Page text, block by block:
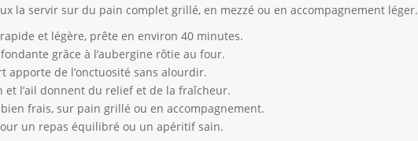
la servir sur du pain complet grillé, en mezzé ou en accompagnement léger.
et légère, prête en environ 40 minutes.
grâce à l’aubergine rôtie au four.
apporte de l’onctuosité sans alourdir.
et l’ail donnent du relief et de la fraîcheur.
frais, sur pain grillé ou en accompagnement.
un repas équilibré ou un apéritif sain.